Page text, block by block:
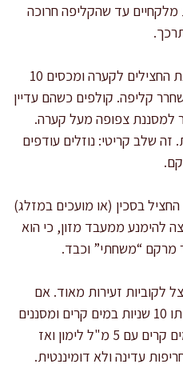
מלקחיים עד שהקליפה חרוכה
קירור קצר וסינון: מעבירים את החצילים לקערה ומכסים 10
קליפה. קולפים כשהם עדיין
למסננת צפופה מעל קערה.
לפחות. זה שלב קריטי: נוזלים עודפים
בסכין (או מועכים במזלג)
להימנע ממעבד מזון, כי הוא
מרקם “משחתי” וכבד.
לקוביות זעירות מאוד. אם
הבצל חריף לכם, שוטפים אותו 10 שניות במים קרים ומסננים
היטב, או משרים 5 דקות במים קרים עם 5 מ"ל לימון ואז
עדינה ולא דומיננטית.